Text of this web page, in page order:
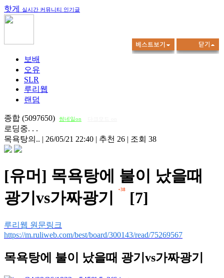
핫게 실시간 커뮤니티 인기글
보배
오유
SLR
루리웹
랜덤
종합 (5097650) 썸네일on
로딩중. . .
목욕탕의.. | 26/05/21 22:40 | 추천 26 | 조회 38
[유머] 목욕탕에 불이 났을때
광기vs가짜광기
+38 [7]
루리웹 원문링크
https://m.ruliweb.com/best/board/300143/read/75269567
목욕탕에 불이 났을때 광기vs가짜광기